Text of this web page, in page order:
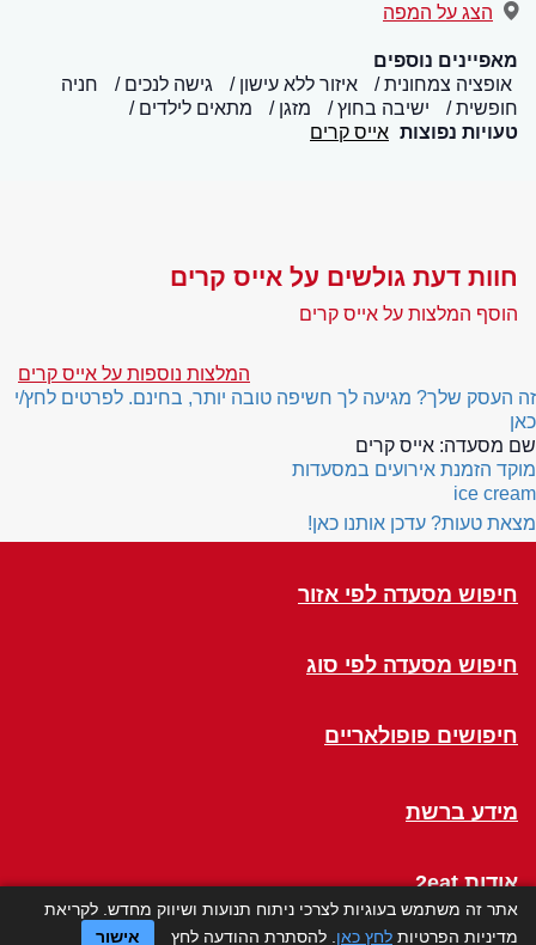
הצג על המפה
מאפיינים נוספים
אופציה צמחונית
איזור ללא עישון גישה לנכים
חניה
חופשית
ישיבה בחוץ מזגן
מתאים לילדים
טעויות נפוצות אייס קרים
חוות דעת גולשים על אייס קרים
הוסף המלצות על אייס קרים
המלצות נוספות על אייס קרים
זה העסק שלך? מגיעה לך חשיפה טובה יותר, בחינם. לפרטים לחץ/י
כאן
שם מסעדה: אייס קרים
מוקד הזמנת אירועים במסעדות
ice cream
מצאת טעות? עדכן אותנו כאן!
חיפוש מסעדה לפי אזור
חיפוש מסעדה לפי סוג
חיפושים פופולאריים
מידע ברשת
אודות 2eat
אתר זה משתמש בעוגיות לצרכי ניתוח תנועות ושיווק מחדש. לקריאת
מדיניות הפרטיות לחץ כאן . להסתרת ההודעה לחץ אישור